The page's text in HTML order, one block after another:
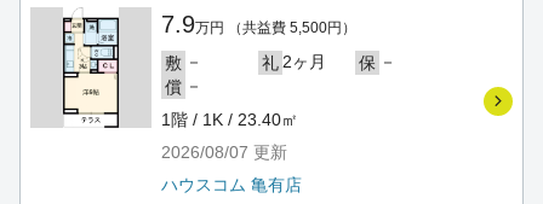
7.9万円 （共益費 5,500円）
敷 － 礼 2ヶ月 保 －
償 －
1階 / 1K / 23.40㎡
2026/08/07 更新
ハウスコム 亀有店